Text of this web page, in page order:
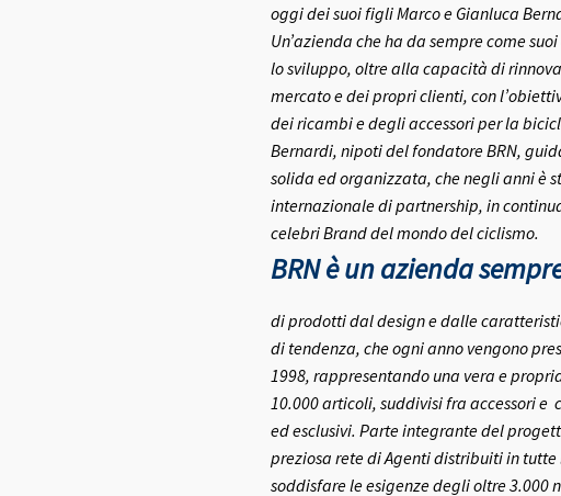
oggi dei suoi figli Marco e Gianluca
Un’azienda che ha da sempre come
lo sviluppo, oltre alla capacità di
mercato e dei propri clienti, con
dei ricambi e degli accessori per la
Bernardi, nipoti del fondatore BRN,
solida ed organizzata, che negli anni è
internazionale di partnership, in
celebri Brand del mondo del ciclismo.
BRN è un azienda
di prodotti dal design e dalle
di tendenza, che ogni anno vengono
1998, rappresentando una vera e
10.000 articoli, suddivisi fra accessori
ed esclusivi. Parte integrante del
preziosa rete di Agenti distribuiti in
soddisfare le esigenze degli oltre 3.000